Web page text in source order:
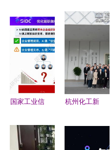
末包装机厂
家盘点:技
术服务应用
理念再跨新
进天逸厂乔
迁后的新厂
区
国家工业信
研究中心发
布《人工智
杭州化工新
接会在中控